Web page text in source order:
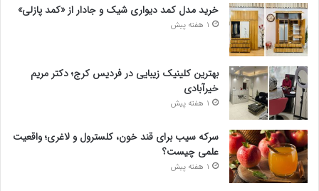
خرید مدل کمد دیواری شیک و جادار از «کمد پازلی»
1 هفته پیش
بهترین کلینیک زیبایی در فردیس کرج؛ دکتر مریم
خیرآبادی
1 هفته پیش
سرکه سیب برای قند خون، کلسترول و لاغری؛ واقعیت
علمی چیست؟
1 هفته پیش